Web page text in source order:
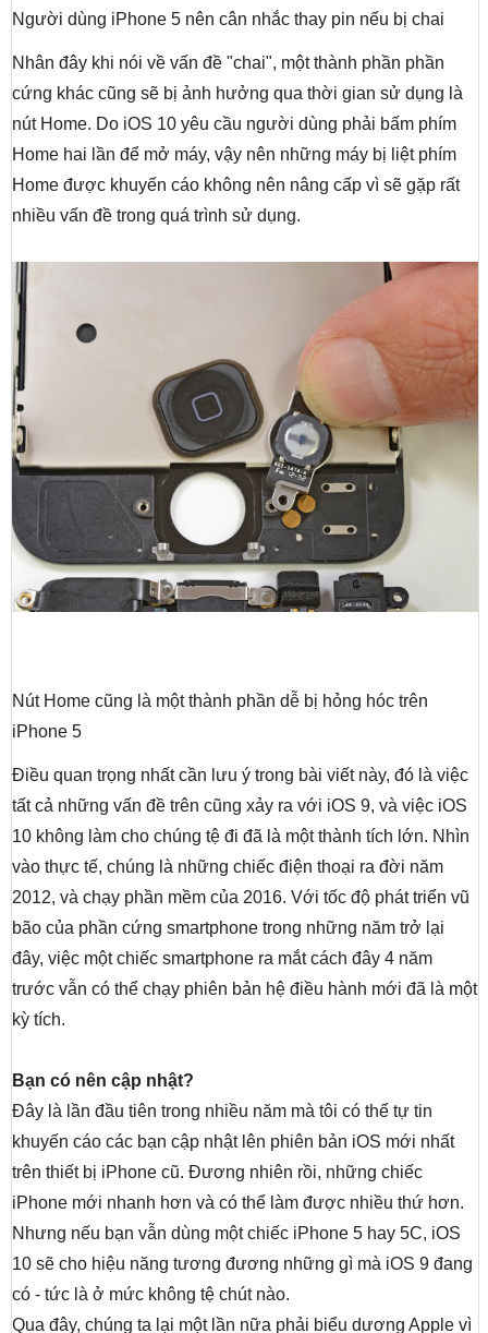
Người dùng iPhone 5 nên cân nhắc thay pin nếu bị chai
Nhân đây khi nói về vấn đề "chai", một thành phần phần
cứng khác cũng sẽ bị ảnh hưởng qua thời gian sử dụng là
nút Home. Do iOS 10 yêu cầu người dùng phải bấm phím
Home hai lần để mở máy, vậy nên những máy bị liệt phím
Home được khuyến cáo không nên nâng cấp vì sẽ gặp rất
nhiều vấn đề trong quá trình sử dụng.
Nút Home cũng là một thành phần dễ bị hỏng hóc trên
iPhone 5
Điều quan trọng nhất cần lưu ý trong bài viết này, đó là việc
tất cả những vấn đề trên cũng xảy ra với iOS 9, và việc iOS
10 không làm cho chúng tệ đi đã là một thành tích lớn. Nhìn
vào thực tế, chúng là những chiếc điện thoại ra đời năm
2012, và chạy phần mềm của 2016. Với tốc độ phát triển vũ
bão của phần cứng smartphone trong những năm trở lại
đây, việc một chiếc smartphone ra mắt cách đây 4 năm
trước vẫn có thể chạy phiên bản hệ điều hành mới đã là một
kỳ tích.
Bạn có nên cập nhật?
Đây là lần đầu tiên trong nhiều năm mà tôi có thể tự tin
khuyến cáo các bạn cập nhật lên phiên bản iOS mới nhất
trên thiết bị iPhone cũ. Đương nhiên rồi, những chiếc
iPhone mới nhanh hơn và có thể làm được nhiều thứ hơn.
Nhưng nếu bạn vẫn dùng một chiếc iPhone 5 hay 5C, iOS
10 sẽ cho hiệu năng tương đương những gì mà iOS 9 đang
có - tức là ở mức không tệ chút nào.
Qua đây, chúng ta lại một lần nữa phải biểu dương Apple vì